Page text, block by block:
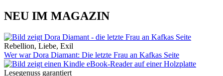
NEU IM MAGAZIN
Rebellion, Liebe, Exil
Wer war Dora Diamant: Die letzte Frau an Kafkas Seite
Lesegenuss garantiert